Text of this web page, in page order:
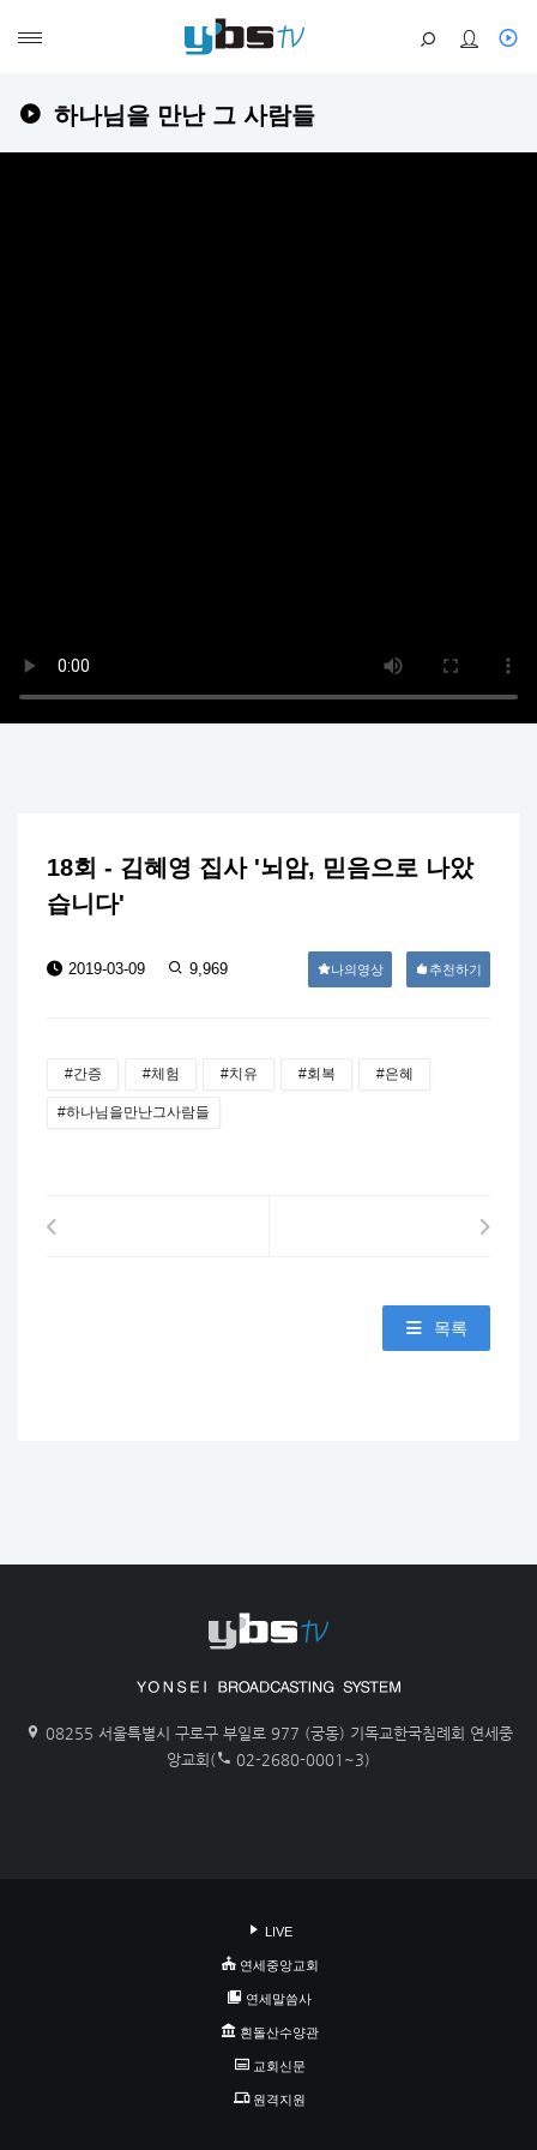
하나님을 만난 그 사람들
18회 - 김혜영 집사 '뇌암, 믿음으로 나았
습니다'
2019-03-09 9,969 나의영상 추천하기
#간증 #체험 #치유 #회복 #은혜
#하나님을만난그사람들
목록
08255 서울특별시 구로구 부일로 977 (궁동) 기독교한국침례회 연세중
앙교회(
02-2680-0001~3)
LIVE
연세중앙교회
연세말씀사
흰돌산수양관
교회신문
원격지원